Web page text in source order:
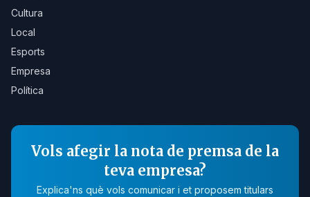
Cultura
Local
Esports
Empresa
Política
Vols afegir la nota de premsa de la
teva empresa?
Explica'ns què vols comunicar i et proposem titulars